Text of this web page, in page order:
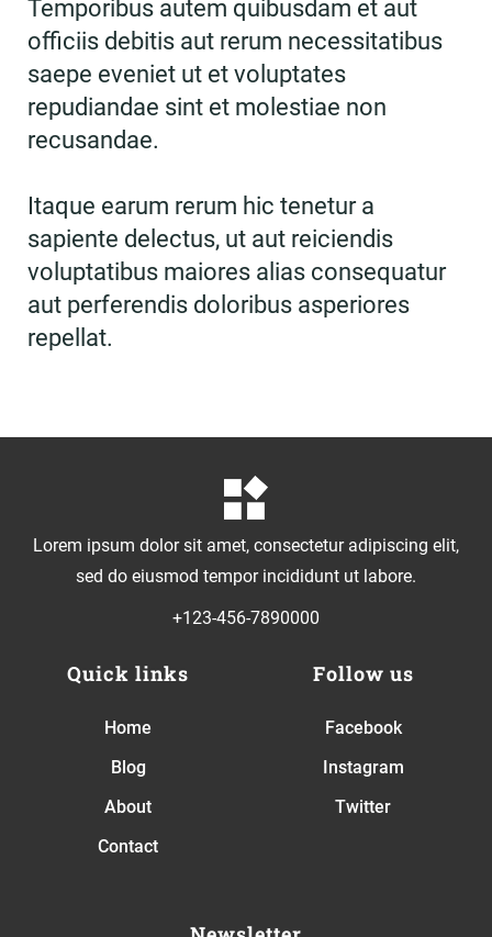
Temporibus autem quibusdam et aut
officiis debitis aut rerum necessitatibus
saepe eveniet ut et voluptates
repudiandae sint et molestiae non
recusandae.
Itaque earum rerum hic tenetur a
sapiente delectus, ut aut reiciendis
voluptatibus maiores alias consequatur
aut perferendis doloribus asperiores
repellat.
Lorem ipsum dolor sit amet, consectetur adipiscing elit,
sed do eiusmod tempor incididunt ut labore.
+123-456-7890000
Quick links
Home
Blog
About
Contact
Follow us
Facebook
Instagram
Twitter